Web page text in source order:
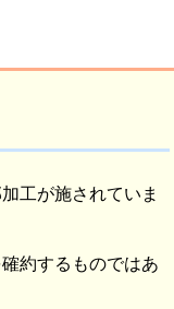
工が施されていま
約するものではあ